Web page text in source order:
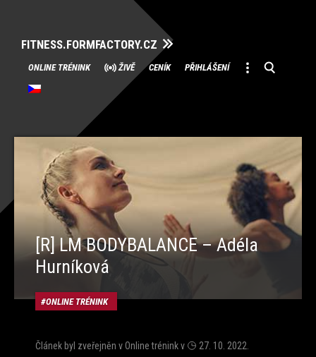
FITNESS.FORMFACTORY.CZ
Přeskočit
na
obsah
ONLINE TRÉNINK ŽIVĚ CENÍK PŘIHLÁŠENÍ
[R] LM BODYBALANCE – Adéla
Hurníková
ONLINE TRÉNINK
Článek byl zveřejněn vOnline tréninkv 27. 10. 2022